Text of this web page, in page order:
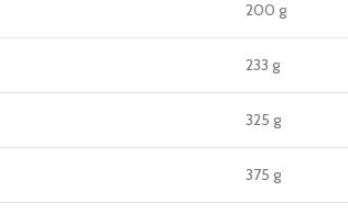
200 g
233 g
325 g
375 g